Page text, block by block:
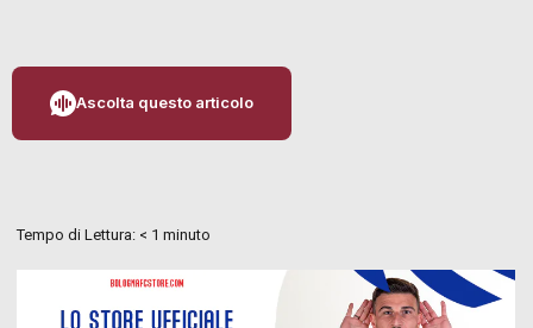
Ascolta questo articolo
Tempo di Lettura: < 1 minuto